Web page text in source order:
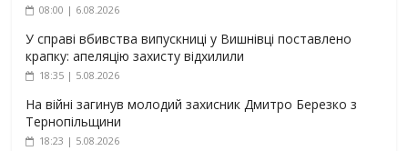
08:00 | 6.08.2026
У справі вбивства випускниці у Вишнівці поставлено
крапку: апеляцію захисту відхилили
18:35 | 5.08.2026
На війні загинув молодий захисник Дмитро Березко з
Тернопільщини
18:23 | 5.08.2026